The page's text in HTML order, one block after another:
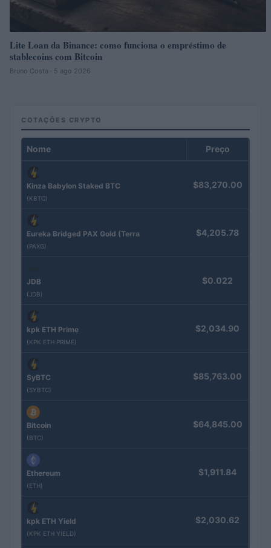
Lite Loan da Binance: como funciona o empréstimo de
stablecoins com Bitcoin
Bruno Costa · 5 ago 2026
COTAÇÕES CRYPTO
Nome Preço
Kinza Babylon Staked BTC
(KBTC)
$83,270.00
Eureka Bridged PAX Gold (Terra
(PAXG)
$4,205.78
JDB
(JDB)
$0.022
kpk ETH Prime
(KPK ETH PRIME)
$2,034.90
SyBTC
(SYBTC)
$85,763.00
Bitcoin
(BTC)
$64,845.00
Ethereum
(ETH)
$1,911.84
kpk ETH Yield
(KPK ETH YIELD)
$2,030.62